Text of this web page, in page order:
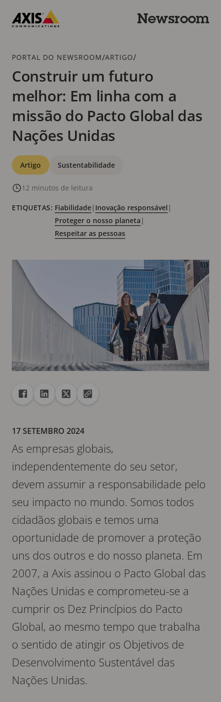
para
Newsroom
Caminho
navegação
PORTAL DO NEWSROOM/ARTIGO/
Construir um futuro
melhor: Em linha com a
missão do Pacto Global das
Nações Unidas
Categorias
Artigo Sustentabilidade
12 minutos de leitura
ETIQUETAS: Fiabilidade| Inovação responsável |
Proteger o nosso planeta |
Respeitar as pessoas
Partilhar
Partilhar com Facebook
Partilhar com Linkedin
Partilhar com X
Copiar URL para a área de transferência
17 SETEMBRO 2024
As empresas globais,
independentemente do seu setor,
devem assumir a responsabilidade pelo
seu impacto no mundo. Somos todos
cidadãos globais e temos uma
oportunidade de promover a proteção
uns dos outros e do nosso planeta. Em
2007, a Axis assinou o Pacto Global das
Nações Unidas e comprometeu-se a
cumprir os Dez Princípios do Pacto
Global, ao mesmo tempo que trabalha
o sentido de atingir os Objetivos de
Desenvolvimento Sustentável das
Nações Unidas.